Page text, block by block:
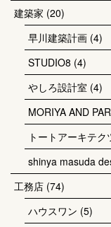
建築家 (20)
早川建築計画 (4)
STUDIO8 (4)
やしろ設計室 (4)
MORIYA AND
トートアーキテク
shinya masuda
工務店 (74)
ハウスワン (5)